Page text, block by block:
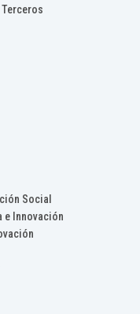
Social
e Innovación